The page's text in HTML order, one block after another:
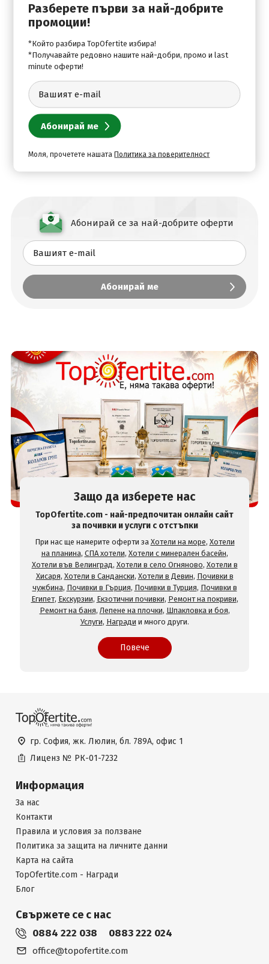
Shower & Changing Room
В хотела:
Boutique
Wi-Fi Internet Access
Абонирай се за най-добрите оферти
Защо да изберете нас
TopOfertite.com - най-предпочитан онлайн сайт
за почивки и услуги с отстъпки
При нас ще намерите оферти за Хотели на море, Хотели
на планина, СПА хотели, Хотели с минерален басейн,
Хотели във Велинград, Хотели в село Огняново, Хотели в
Хисаря, Хотели в Сандански, Хотели в Девин, Почивки в
чужбина, Почивки в Гърция, Почивки в Турция, Почивки в
Египет, Екскурзии, Екзотични почивки, Ремонт на покриви,
Ремонт на баня, Лепене на плочки, Шпакловка и боя,
Услуги, Награди и много други.
Повече
гр. София, жк. Люлин, бл. 789А, офис 1
Лиценз № РК-01-7232
Информация
За нас
Контакти
Правила и условия за ползване
Политика за защита на личните данни
Карта на сайта
TopOfertite.com - Награди
Блог
Свържете се с нас
0884 222 038 0883 222 024
office@topofertite.com
Разберете първи за най-добрите
промоции!
*Който разбира TopOfertite избира!
*Получавайте редовно нашите най-добри, промо и last
minute оферти!
Моля, прочетете нашатаПолитика за поверителност